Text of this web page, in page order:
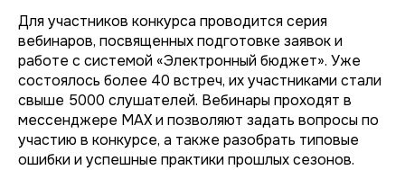
Для участников конкурса проводится серия
вебинаров, посвященных подготовке заявок и
работе с системой «Электронный бюджет». Уже
состоялось более 40 встреч, их участниками стали
свыше 5000 слушателей. Вебинары проходят в
мессенджере MAX и позволяют задать вопросы по
участию в конкурсе, а также разобрать типовые
ошибки и успешные практики прошлых сезонов.